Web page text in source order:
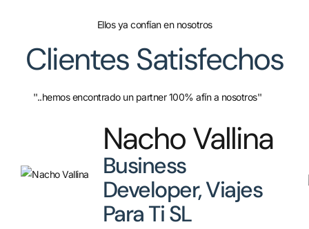
Ellos ya confían en nosotros
Clientes Satisfechos
''B2 Performance están bastante más adelantados que las
Francesc
Font
CEO Nubelo